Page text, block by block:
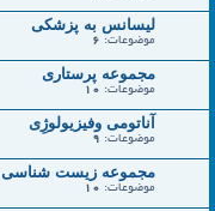
لیسانس به پزشکی
موضوعات: 6
مجموعه پرستاری
موضوعات: 10
آناتومی وفیزیولوژِی
موضوعات: 9
مجموعه زیست شناسی
موضوعات: 10